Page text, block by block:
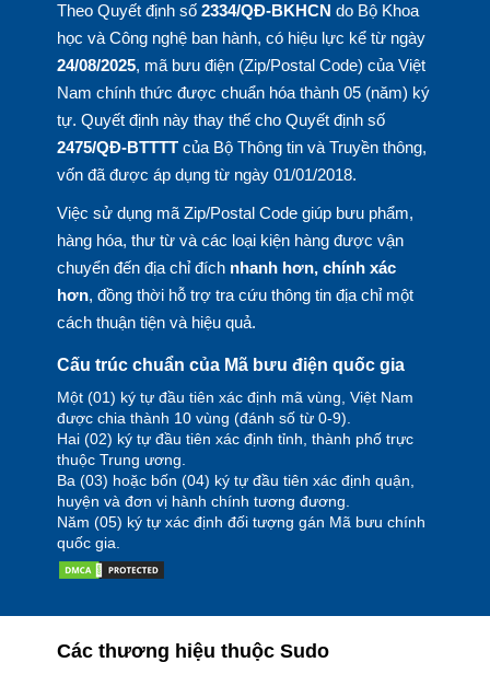
Theo Quyết định số 2334/QĐ-BKHCN do Bộ Khoa
học và Công nghệ ban hành, có hiệu lực kể từ ngày
24/08/2025, mã bưu điện (Zip/Postal Code) của Việt
Nam chính thức được chuẩn hóa thành 05 (năm) ký
tự. Quyết định này thay thế cho Quyết định số
2475/QĐ-BTTTTcủa Bộ Thông tin và Truyền thông,
vốn đã được áp dụng từ ngày 01/01/2018.
Việc sử dụng mã Zip/Postal Code giúp bưu phẩm,
hàng hóa, thư từ và các loại kiện hàng được vận
chuyển đến địa chỉ đích nhanh hơn, chính xác
hơn, đồng thời hỗ trợ tra cứu thông tin địa chỉ một
cách thuận tiện và hiệu quả.
Cấu trúc chuẩn của Mã bưu điện quốc gia
Một (01) ký tự đầu tiên xác định mã vùng, Việt Nam
được chia thành 10 vùng (đánh số từ 0-9).
Hai (02) ký tự đầu tiên xác định tỉnh, thành phố trực
thuộc Trung ương.
Ba (03) hoặc bốn (04) ký tự đầu tiên xác định quận,
huyện và đơn vị hành chính tương đương.
Năm (05) ký tự xác định đối tượng gán Mã bưu chính
quốc gia.
Các thương hiệu thuộc Sudo